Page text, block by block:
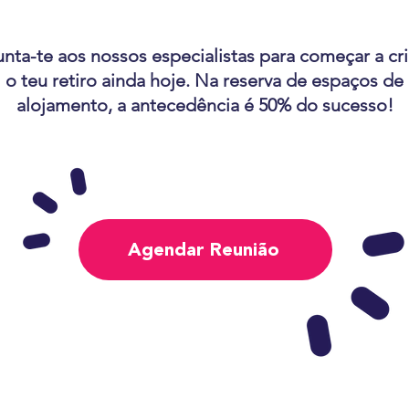
te aos nossos especialistas para começar a
o teu retiro ainda hoje. Na reserva de espaços de
alojamento, a antecedência é 50% do sucesso!
Agendar Reunião